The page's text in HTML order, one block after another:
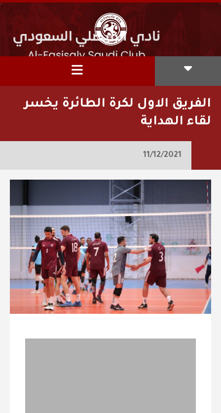
الفريق الاول لكرة الطائرة يخسر
لقاء الهداية
11/12/2021